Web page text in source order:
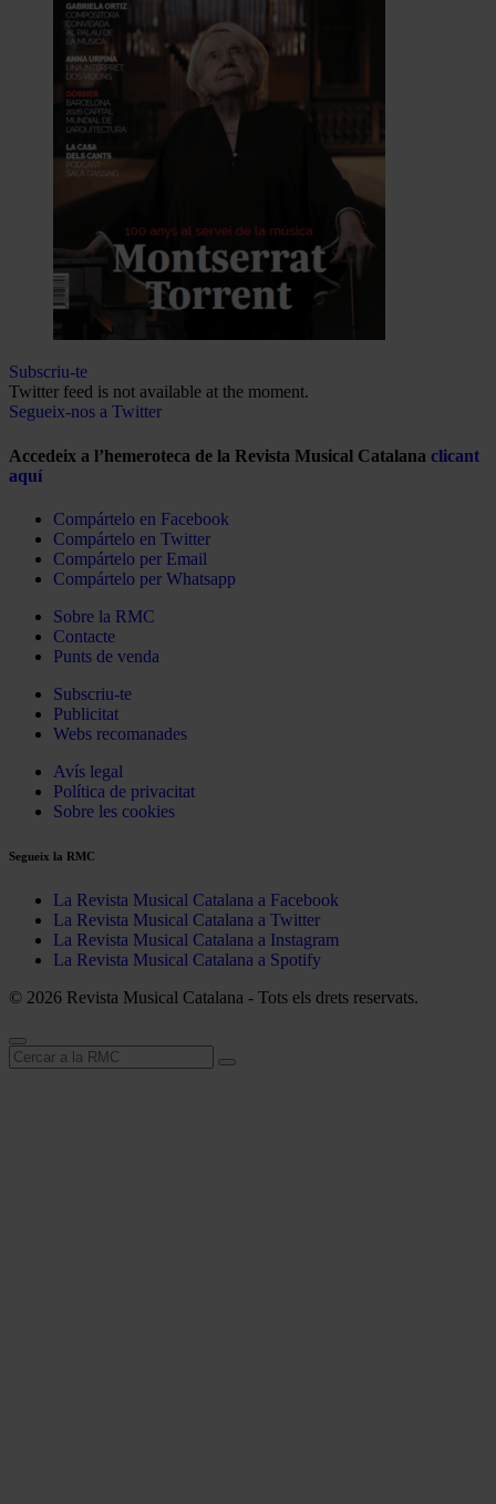
Subscriu-te
Twitter feed is not available at the moment.
Segueix-nos a Twitter
Accedeix a l’hemeroteca de la Revista Musical Catalana clicant
aquí
Compártelo en Facebook
Compártelo en Twitter
Compártelo per Email
Compártelo per Whatsapp
Sobre la RMC
Contacte
Punts de venda
Subscriu-te
Publicitat
Webs recomanades
Avís legal
Política de privacitat
Sobre les cookies
Segueix la RMC
La Revista Musical Catalana a Facebook
La Revista Musical Catalana a Twitter
La Revista Musical Catalana a Instagram
La Revista Musical Catalana a Spotify
© 2026 Revista Musical Catalana - Tots els drets reservats.
Cerca